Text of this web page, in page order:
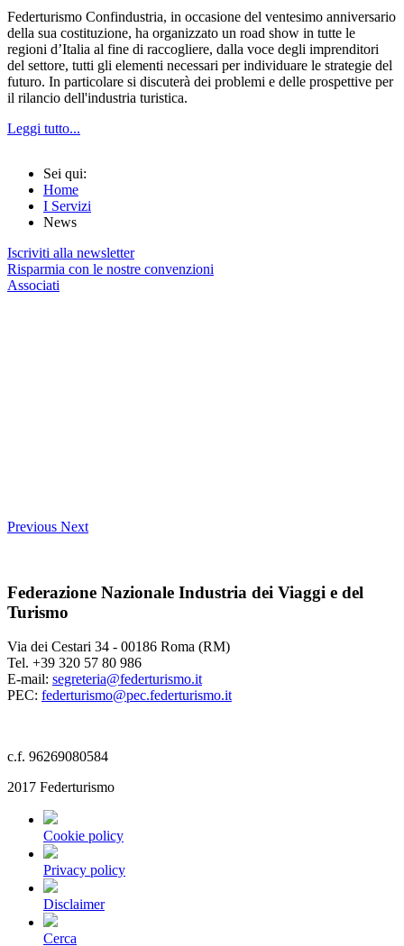
Federturismo Confindustria, in occasione del ventesimo anniversario
della sua costituzione, ha organizzato un road show in tutte le
regioni d’Italia al fine di raccogliere, dalla voce degli imprenditori
del settore, tutti gli elementi necessari per individuare le strategie del
futuro. In particolare si discuterà dei problemi e delle prospettive per
il rilancio dell'industria turistica.
Leggi tutto...
Sei qui:
Home
I Servizi
News
Iscriviti alla newsletter
Risparmia con le nostre convenzioni
Associati
Previous Next
Federazione Nazionale Industria dei Viaggi e del
Turismo
Via dei Cestari 34 - 00186 Roma (RM)
Tel. +39 320 57 80 986
E-mail: segreteria@federturismo.it
PEC: federturismo@pec.federturismo.it
c.f. 96269080584
2017 Federturismo
Cookie policy
Privacy policy
Disclaimer
Cerca